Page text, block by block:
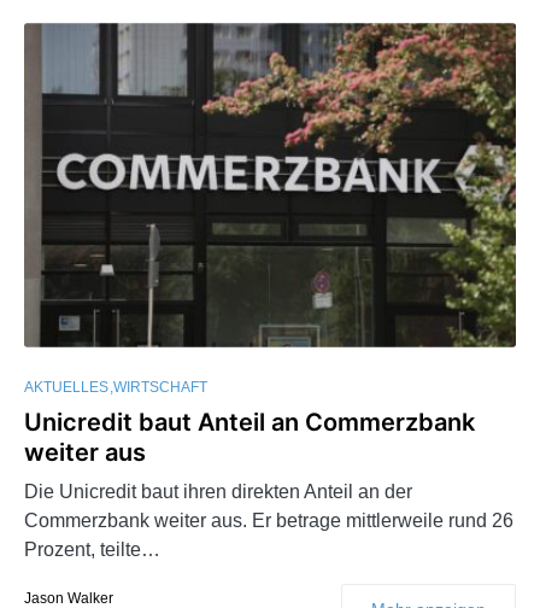
AKTUELLES WIRTSCHAFT
Unicredit baut Anteil an Commerzbank
weiter aus
Die Unicredit baut ihren direkten Anteil an der
Commerzbank weiter aus. Er betrage mittlerweile rund 26
Prozent, teilte…
Jason Walker